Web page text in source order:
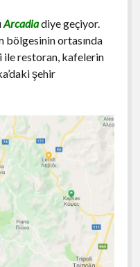
Arcadiadiye geçiyor.
bölgesinin ortasında
ile restoran, kafelerin
şehir